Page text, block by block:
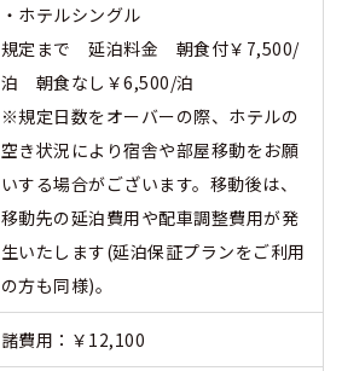
・ホテルシングル
規定まで 延泊料金 朝食付￥7,500/
泊 朝食なし￥6,500/泊
※規定日数をオーバーの際、ホテルの
空き状況により宿舎や部屋移動をお願
いする場合がございます。移動後は、
移動先の延泊費用や配車調整費用が発
生いたします(延泊保証プランをご利用
の方も同様)。
諸費用：￥12,100